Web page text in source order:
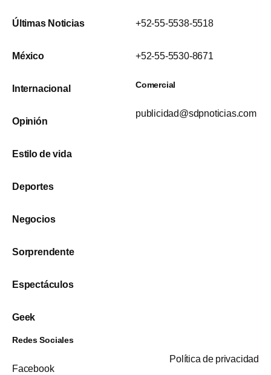
Últimas Noticias
México
Internacional
Opinión
Estilo de vida
Deportes
Negocios
Sorprendente
Espectáculos
Geek
+52-55-5538-5518
+52-55-5530-8671
Comercial
publicidad@sdpnoticias.com
Redes Sociales
Facebook
Política de privacidad